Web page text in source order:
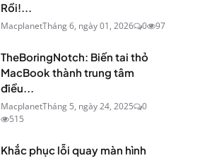
Rồi!...
MacplanetTháng 6, ngày 01, 2026 0 97
TheBoringNotch: Biến tai thỏ
MacBook thành trung tâm
điều...
MacplanetTháng 5, ngày 24, 2025
0
515
Khắc phục lỗi quay màn hình